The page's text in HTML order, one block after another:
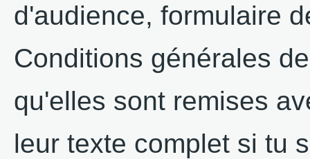
d'audience, formulaire
Conditions générales
qu'elles sont remises
leur texte complet si tu